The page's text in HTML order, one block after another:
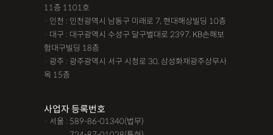
11층 1101호
· 인천 : 인천광역시 남동구 미래로 7, 현대해상빌딩 10층
· 대구 : 대구광역시 수성구 달구벌대로 2397, KB손해보
험대구빌딩 18층
· 광주 : 광주광역시 서구 시청로 30, 삼성화재광주상무사
옥 15층
사업자 등록번호
· 서울 : 589-86-01340(법무)